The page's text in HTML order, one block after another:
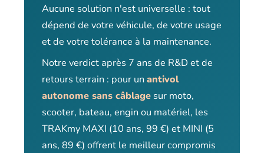
Aucune solution n'est universelle : tout
dépend de votre véhicule, de votre usage
et de votre tolérance à la maintenance.
Notre verdict après 7 ans de R&D et de
retours terrain : pour un antivol
autonome sans câblage sur moto,
scooter, bateau, engin ou matériel, les
TRAKmy MAXI (10 ans, 99 €) et MINI (5
ans, 89 €) offrent le meilleur compromis